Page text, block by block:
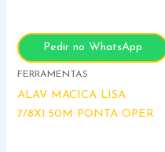
Pedir no WhatsApp
FERRAMENTAS
ALAV MACICA LISA
7/8X1.50M PONTA OPER